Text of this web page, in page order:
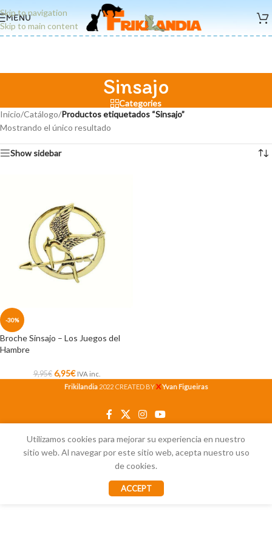
Skip to navigation
Skip to main content
MENU
Sinsajo
Categories
Inicio/Catálogo/Productos etiquetados “Sinsajo”
Mostrando el único resultado
Show sidebar
-30%
Broche Sinsajo – Los Juegos del
Hambre
9,95€ 6,95€ IVA inc.
Frikilandia 2022 CREATED BYXYvan Figueiras
Utilizamos cookies para mejorar su experiencia en nuestro
sitio web. Al navegar por este sitio web, acepta nuestro uso
de cookies.
ACCEPT